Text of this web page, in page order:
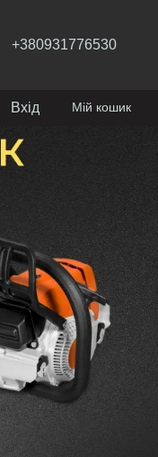
+380931776530
Вхід Мій кошик